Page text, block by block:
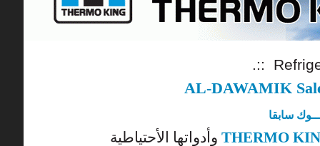
.::
AL-DAWAMIK
سابقا
THERMO وأدواتها الأحتياطية